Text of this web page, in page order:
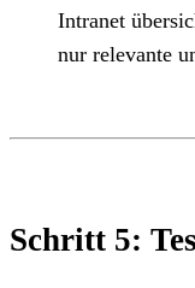
Intranet
nur relevante
Schritt 5: